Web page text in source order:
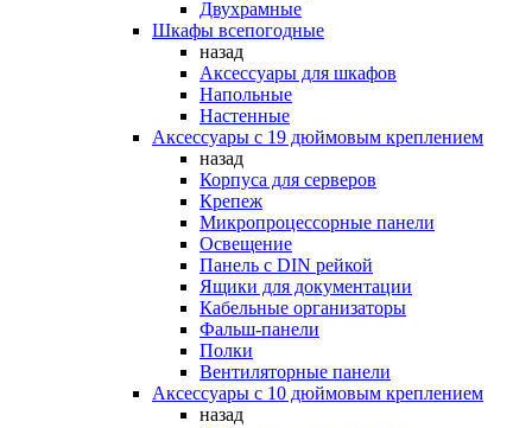
Двухрамные
Шкафы всепогодные
назад
Аксессуары для шкафов
Напольные
Настенные
Аксессуары с 19 дюймовым креплением
назад
Корпуса для серверов
Крепеж
Микропроцессорные панели
Освещение
Панель с DIN рейкой
Ящики для документации
Кабельные организаторы
Фальш-панели
Полки
Вентиляторные панели
Аксессуары с 10 дюймовым креплением
назад